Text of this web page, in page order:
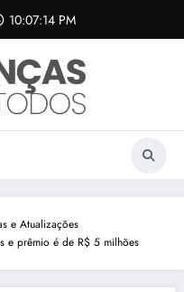
10:07:14 PM
e Atualizações
e prêmio é de R$ 5 milhões